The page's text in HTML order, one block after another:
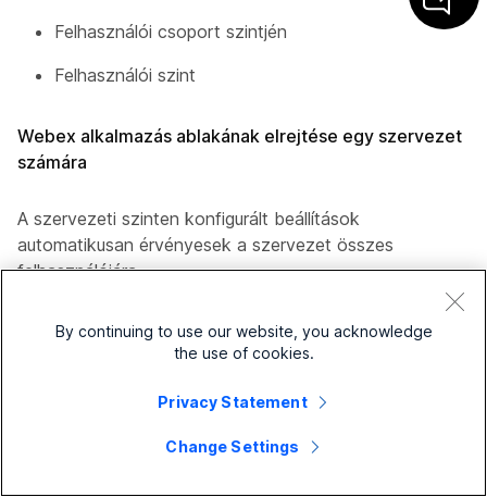
Felhasználói csoport szintjén
Felhasználói szint
Webex alkalmazás ablakának elrejtése egy szervezet
számára
A szervezeti szinten konfigurált beállítások
automatikusan érvényesek a szervezet összes
felhasználójára.
Jelentkezzen be a Control Hubba.
Beállítások.
Kattintson aWebex alkalmazás
By continuing to use our website, you acknowledge
the use of cookies.
Privacy Statement
Change Settings